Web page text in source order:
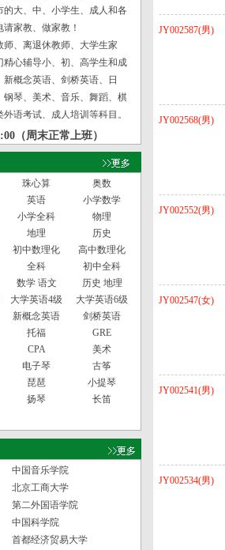
大、中、小学生、成人和各
家教、做家教！
、离退休教师、大学生家
心辅导小、初、高学生和成
概念英语、剑桥英语、日
琴、美术、音乐、舞蹈、棋
语考试、成人培训等科目。
（周末正常上班）
珠心算
奥数
英语
小学数学
小学全科
物理
地理
历史
初中数理化
高中数理化
全科
初中全科
数学 语文
历史 地理
大学英语4级
大学英语6级
新概念英语
剑桥英语
托福
GRE
CPA
美术
电子琴
古筝
琵琶
小提琴
扬琴 长笛
中国音乐学院
北京工商大学
第二外国语学院
中国科学院
首都经济贸易大学
JY002587(男)
JY002568(男)
JY002552(男)
JY002547(女)
JY002541(男)
JY002534(男)